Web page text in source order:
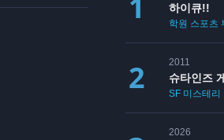
하이큐!!
학원 스포츠
2011
슈타인즈
SF 미스테리
2026